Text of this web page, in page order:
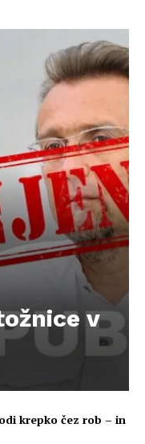
v
krepko čez rob – in